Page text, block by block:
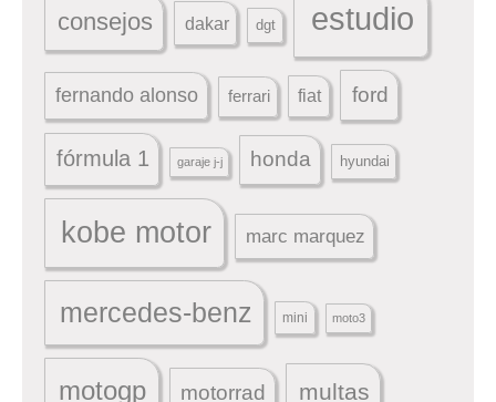
consejos dakar dgt estudio
fernando alonso ferrari fiat ford
fórmula 1 garaje j-j honda hyundai
kobe motor marc marquez
mercedes-benz mini moto3
motogp motorrad multas